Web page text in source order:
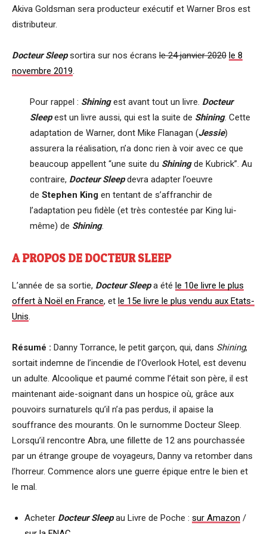
Akiva Goldsman sera producteur exécutif et Warner Bros est
distributeur.
Docteur Sleepsortira sur nos écrans le 24 janvier 2020 le 8
novembre 2019
Pour rappel : Shiningest avant tout un livre. Docteur
Sleepest un livre aussi, qui est la suite de Shining. Cette
adaptation de Warner, dont Mike Flanagan (Jessie)
assurera la réalisation, n’a donc rien à voir avec ce que
beaucoup appellent “une suite du Shiningde Kubrick”. Au
contraire, Docteur Sleepdevra adapter l’oeuvre
de Stephen King en tentant de s’affranchir de
l’adaptation peu fidèle (et très contestée par King lui-
même) de Shining.
A PROPOS DE DOCTEUR SLEEP
L’année de sa sortie, Docteur Sleepa été le 10e livre le plus
offert à Noël en France, et le 15e livre le plus vendu aux Etats-
Unis
Résumé : Danny Torrance, le petit garçon, qui, dans Shining,
sortait indemne de l’incendie de l’Overlook Hotel, est devenu
un adulte. Alcoolique et paumé comme l’était son père, il est
maintenant aide-soignant dans un hospice où, grâce aux
pouvoirs surnaturels qu’il n’a pas perdus, il apaise la
souffrance des mourants. On le surnomme Docteur Sleep.
Lorsqu’il rencontre Abra, une fillette de 12 ans pourchassée
par un étrange groupe de voyageurs, Danny va retomber dans
l’horreur. Commence alors une guerre épique entre le bien et
le mal.
Acheter Docteur Sleepau Livre de Poche : sur Amazon /